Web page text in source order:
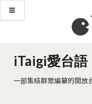
iTaigi愛台語
一部集結群眾編纂的開放